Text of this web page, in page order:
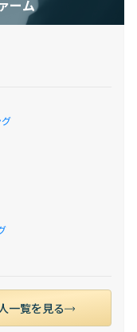
ーム
一覧を見る